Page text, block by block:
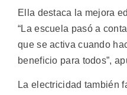
Ella destaca la mejora
“La escuela pasó a
que se activa cuando
beneficio para todos”,
La electricidad también